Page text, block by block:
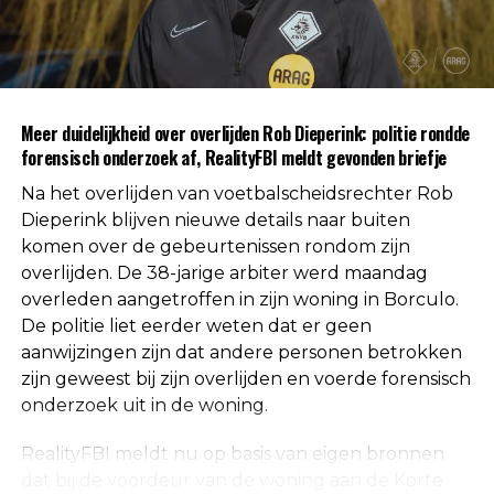
gevonden voor betrokkenheid van andere
personen. Daarmee is die mogelijkheid volgens de
autoriteiten uitgesloten.
worden geen verdere mededelingen gedaan over
de doodsoorzaak.
Een vaste waarde in de Nederlandse
arbitrage
Met het overlijden van Rob Dieperink verliest het
Nederlandse voetbal een scheidsrechter die
jarenlang actief was op het hoogste niveau.
Dieperink begon al op jonge leeftijd met fluiten in
het amateurvoetbal en werkte zich stap voor stap
Meer duidelijkheid over overlijden Rob Dieperink: politie rondde
forensisch onderzoek af, RealityFBI meldt gevonden briefje
Na het overlijden van voetbalscheidsrechter Rob
Dieperink blijven nieuwe details naar buiten
komen over de gebeurtenissen rondom zijn
overlijden. De 38-jarige arbiter werd maandag
overleden aangetroffen in zijn woning in Borculo.
De politie liet eerder weten dat er geen
aanwijzingen zijn dat andere personen betrokken
zijn geweest bij zijn overlijden en voerde forensisch
onderzoek uit in de woning.
RealityFBI meldt nu op basis van eigen bronnen